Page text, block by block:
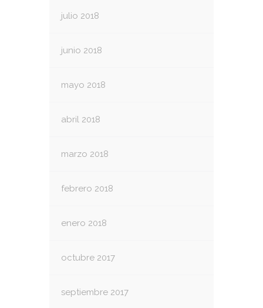
julio 2018
junio 2018
mayo 2018
abril 2018
marzo 2018
febrero 2018
enero 2018
octubre 2017
septiembre 2017